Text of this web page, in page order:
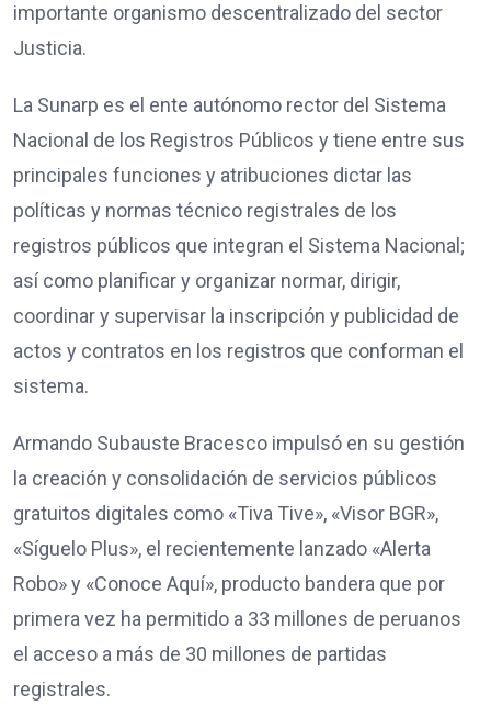
importante organismo descentralizado del sector
Justicia.
La Sunarp es el ente autónomo rector del Sistema
Nacional de los Registros Públicos y tiene entre sus
principales funciones y atribuciones dictar las
políticas y normas técnico registrales de los
registros públicos que integran el Sistema Nacional;
así como planificar y organizar normar, dirigir,
coordinar y supervisar la inscripción y publicidad de
actos y contratos en los registros que conforman el
sistema.
Armando Subauste Bracesco impulsó en su gestión
la creación y consolidación de servicios públicos
gratuitos digitales como «Tiva Tive», «Visor BGR»,
«Síguelo Plus», el recientemente lanzado «Alerta
Robo» y «Conoce Aquí», producto bandera que por
primera vez ha permitido a 33 millones de peruanos
el acceso a más de 30 millones de partidas
registrales.